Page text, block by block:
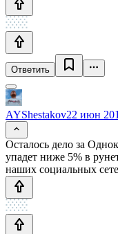
Ответить
AYShestakov22 июн
Осталось дело за
упадет ниже 5% в
наших социальных